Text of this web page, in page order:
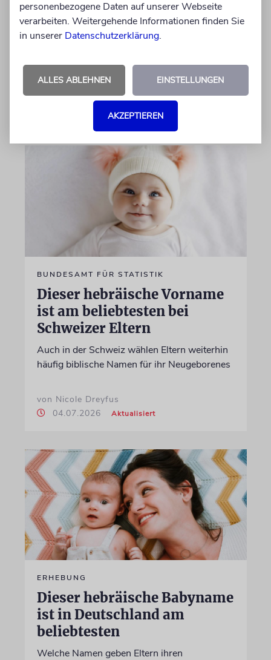
am beliebtesten
Österreichische Eltern wählen gern Klassiker.
von Nicole Dreyfus
BUNDESAMT FÜR STATISTIK
Dieser hebräische Vorname
ist am beliebtesten bei
Schweizer Eltern
Auch in der Schweiz wählen Eltern weiterhin
häufig biblische Namen für ihr Neugeborenes
von Nicole Dreyfus
04.07.2026
Aktualisiert
ERHEBUNG
Dieser hebräische Babyname
ist in Deutschland am
beliebtesten
Welche Namen geben Eltern ihren
personenbezogene Daten auf unserer Webseite
verarbeiten. Weitergehende Informationen finden Sie
in unserer Datenschutzerklärung.
ALLES ABLEHNEN EINSTELLUNGEN
AKZEPTIEREN